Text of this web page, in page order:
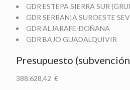
GDR ESTEPA SIERRA SUR
GDR SERRANIA SUROESTE
GDR ALJARAFE-DOÑANA
GDR BAJO GUADALQUIVIR
Presupuesto
388.628,42 €